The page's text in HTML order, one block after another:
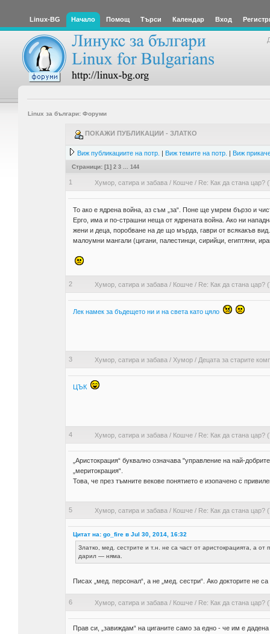
Linux-BG Начало Помощ Търси Календар Вход
Linux за българи: Форуми
ПОКАЖИ ПУБЛИКАЦИИ - ЗЛАТКО
Виж публикациите на потр. | Виж темите на потр. | Виж
Страници: [1] 2 3 144
1 Хумор, сатира и забава / Кошче/ Re: Как да стана цар?
То ако е ядрена война, аз съм „за“. Поне ще умрем бързо и
Ерго, има и по-страшни неща от ядрената война. Ако ни
жени и деца, поробване на де що мърда, гаври от всякакъв
малоумни мангали (цигани, палестинци, сирийци, египтяни,
2 Хумор, сатира и забава / Кошче/ Re: Как да стана цар?
Лек намек за бъдещето ни и на света като цяло
3 Хумор, сатира и забава / Хумор/ Децата за старите
ЦЪК
4 Хумор, сатира и забава / Кошче/ Re: Как да стана цар?
„Аристокрация“ буквално означава "управление на най-
„меритокрация“.
Това, че през тъмните векове понятието е изопачено с
5 Хумор, сатира и забава / Кошче/ Re: Как да стана цар?
Цитат на: go_fire в Jul 30, 2014, 16:32
Златко, мед. сестрите и т.н. не са част от аристокрацията, а
дарил — няма.
Писах „мед. персонал“, а не „мед. сестри“. Ако докторите не
6 Хумор, сатира и забава / Кошче/ Re: Как да стана цар?
Прав си, „завиждам“ на циганите само за едно - че им е